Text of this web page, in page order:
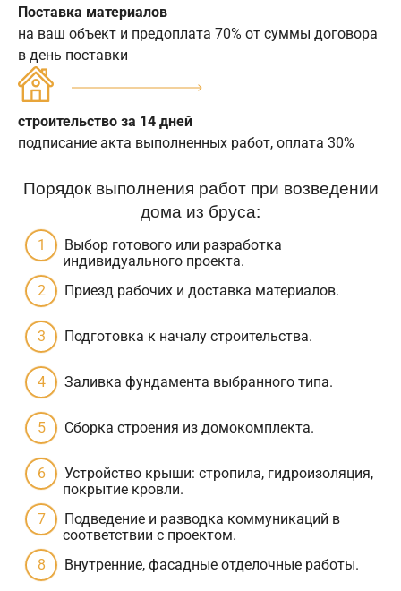
Поставка материалов
на ваш объект и предоплата 70% от суммы договора
в день поставки
строительство за 14 дней
подписание акта выполненных работ, оплата 30%
Порядок выполнения работ при возведении
дома из бруса:
Выбор готового или разработка
индивидуального проекта.
Приезд рабочих и доставка материалов.
Подготовка к началу строительства.
Заливка фундамента выбранного типа.
Сборка строения из домокомплекта.
Устройство крыши: стропила, гидроизоляция,
покрытие кровли.
Подведение и разводка коммуникаций в
соответствии с проектом.
Внутренние, фасадные отделочные работы.